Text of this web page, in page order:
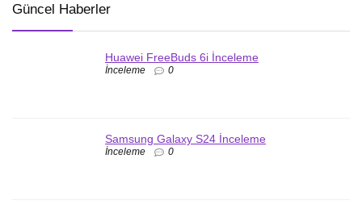
Güncel Haberler
Huawei FreeBuds 6i İnceleme
İnceleme 0
Samsung Galaxy S24 İnceleme
İnceleme 0